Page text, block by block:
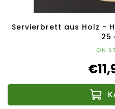
Servierbrett aus Holz -
25
ON